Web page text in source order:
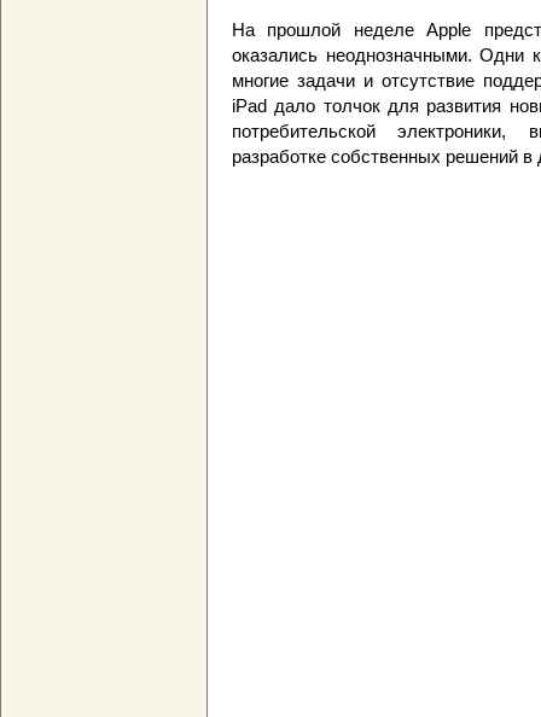
На прошлой неделе Apple
оказались неоднозначными. Одни
многие задачи и отсутствие
iPad дало толчок для развития
потребительской
разработке собственных решений в